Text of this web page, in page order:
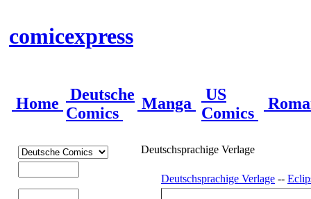
comicexpress
Home
Deutsche
Comics
Manga
US
Comics
Deutschsprachige Verlage
Deutschsprachige Verlage --